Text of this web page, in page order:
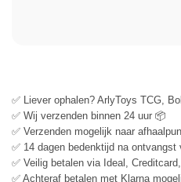
✅ Liever ophalen? ArlyToys TCG,
✅ Wij verzenden binnen 24 uur 📦
✅ Verzenden mogelijk naar
✅ 14 dagen bedenktijd na ontvangst
✅ Veilig betalen via Ideal,
✅ Achteraf betalen met Klarna